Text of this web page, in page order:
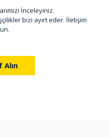
İnceleyiniz.
bizi ayırt eder. İletişim
Alın